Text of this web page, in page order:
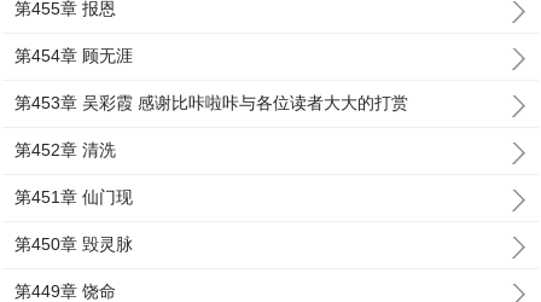
第455章 报恩
第454章 顾无涯
第453章 吴彩霞 感谢比咔啦咔与各位读者大大的打赏
第452章 清洗
第451章 仙门现
第450章 毁灵脉
第449章 饶命